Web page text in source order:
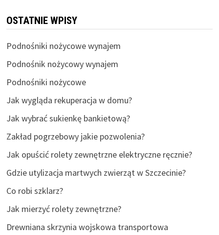
OSTATNIE WPISY
Podnośniki nożycowe wynajem
Podnośnik nożycowy wynajem
Podnośniki nożycowe
Jak wygląda rekuperacja w domu?
Jak wybrać sukienkę bankietową?
Zakład pogrzebowy jakie pozwolenia?
Jak opuścić rolety zewnętrzne elektryczne ręcznie?
Gdzie utylizacja martwych zwierząt w Szczecinie?
Co robi szklarz?
Jak mierzyć rolety zewnętrzne?
Drewniana skrzynia wojskowa transportowa